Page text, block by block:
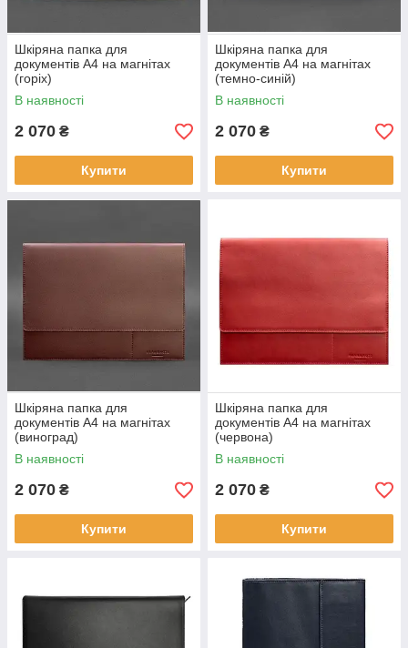
Шкіряна папка для
документів А4 на магнітах
(горіх)
В наявності
2 070 ₴
Купити
Шкіряна папка для
документів А4 на магнітах
(темно-синій)
В наявності
2 070 ₴
Купити
Шкіряна папка для
документів А4 на магнітах
(виноград)
В наявності
2 070 ₴
Купити
Шкіряна папка для
документів А4 на магнітах
(червона)
В наявності
2 070 ₴
Купити